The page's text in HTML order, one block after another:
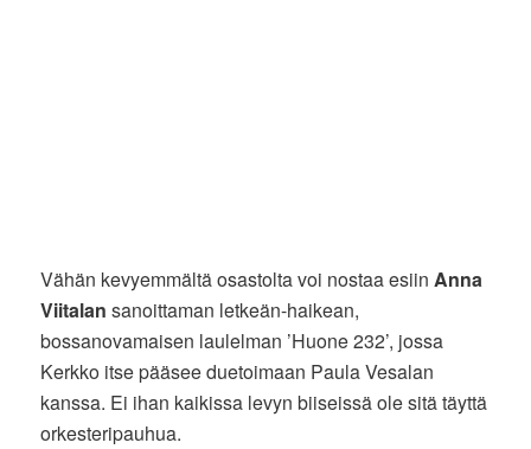
Vähän kevyemmältä osastolta voi nostaa esiinAnna
Viitalan sanoittaman letkeän-haikean,
bossanovamaisen laulelman ’Huone 232’, jossa
Kerkko itse pääsee duetoimaan Paula Vesalan
kanssa. Ei ihan kaikissa levyn biiseissä ole sitä täyttä
orkesteripauhua.